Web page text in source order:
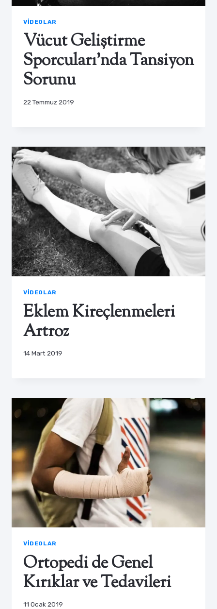
VIDEOLAR
Vücut Geliştirme
Sporcuları’nda Tansiyon
Sorunu
22 Temmuz 2019
VIDEOLAR
Eklem Kireçlenmeleri
Artroz
14 Mart 2019
VIDEOLAR
Ortopedi de Genel
Kırıklar ve Tedavileri
11 Ocak 2019